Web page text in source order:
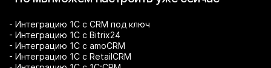
- Интеграцию 1С с CRM под ключ
- Интеграцию 1С с Bitrix24
- Интеграцию 1С с amoCRM
- Интеграцию 1С с RetailCRM